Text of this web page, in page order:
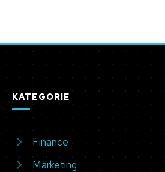
KATEGORIE
Finance
Marketing